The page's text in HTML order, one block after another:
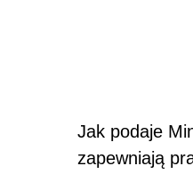
Jak podaje
zapewniają